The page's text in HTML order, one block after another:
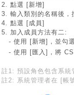
2. 點選 [新增]
3. 輸入類別的名稱後，
4. 點選 [成員 ]
5. 加入成員方法有二:
- 使用 [新增]，並勾
- 使用 [ 匯入 ]，將
註1: 預設角色包含系統
註2: 系統管理者在 [帳